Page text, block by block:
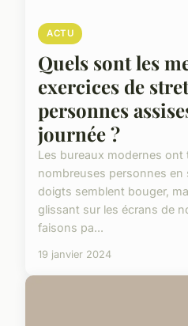
ACTU
Quels sont les
exercices de
personnes
journée ?
Les bureaux modernes ont
nombreuses personnes en
doigts semblent bouger,
glissant sur les écrans de
faisons pa...
19 janvier 2024